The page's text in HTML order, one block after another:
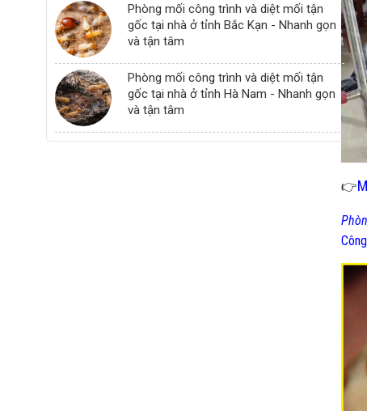
Phòng mối công trình và diệt mối tận
gốc tại nhà ở tỉnh Bắc Kạn - Nhanh gọn
và tận tâm
Phòng mối công trình và diệt mối tận
gốc tại nhà ở tỉnh Hà Nam - Nhanh gọn
và tận tâm
👉